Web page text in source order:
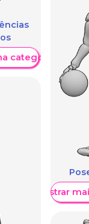
categoria
Mostrar